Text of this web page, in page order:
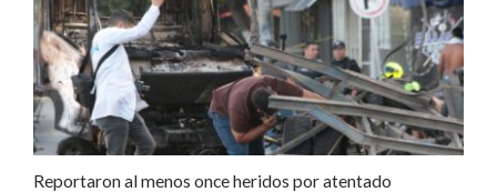
Reportaron al menos once heridos por atentado